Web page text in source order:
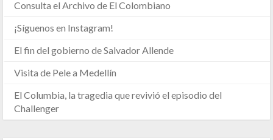
Consulta el Archivo de El Colombiano
¡Síguenos en Instagram!
El fin del gobierno de Salvador Allende
Visita de Pele a Medellín
El Columbia, la tragedia que revivió el episodio del
Challenger